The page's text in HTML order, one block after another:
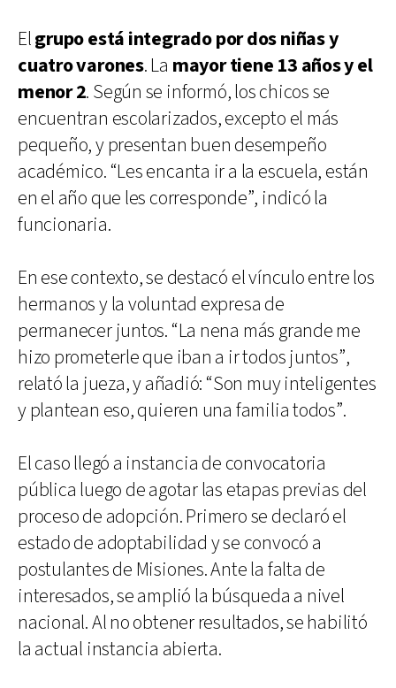
Elgrupo está integrado por dos niñas y
cuatro varones. La mayor tiene 13 años y el
menor 2. Según se informó, los chicos se
encuentran escolarizados, excepto el más
pequeño, y presentan buen desempeño
académico. “Les encanta ir a la escuela, están
en el año que les corresponde”, indicó la
funcionaria.
En ese contexto, se destacó el vínculo entre los
hermanos y la voluntad expresa de
permanecer juntos. “La nena más grande me
hizo prometerle que iban a ir todos juntos”,
relató la jueza, y añadió: “Son muy inteligentes
y plantean eso, quieren una familia todos”.
El caso llegó a instancia de convocatoria
pública luego de agotar las etapas previas del
proceso de adopción. Primero se declaró el
estado de adoptabilidad y se convocó a
postulantes de Misiones. Ante la falta de
interesados, se amplió la búsqueda a nivel
nacional. Al no obtener resultados, se habilitó
la actual instancia abierta.